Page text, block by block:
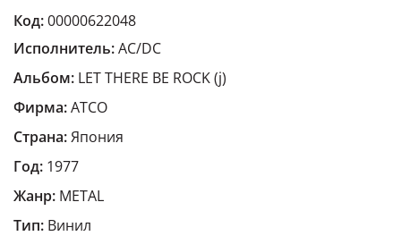
Код:00000622048
Исполнитель:AC/DC
Альбом: LET THERE BE ROCK (j)
Фирма:ATCO
Страна:Япония
Год: 1977
Жанр: METAL
Тип: Винил